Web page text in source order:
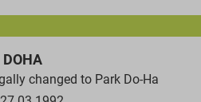
DOHA
changed to Park Do-Ha